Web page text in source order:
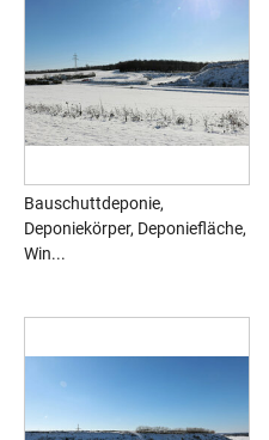
Bauschuttdeponie,
Deponiekörper, Deponiefläche,
Win...